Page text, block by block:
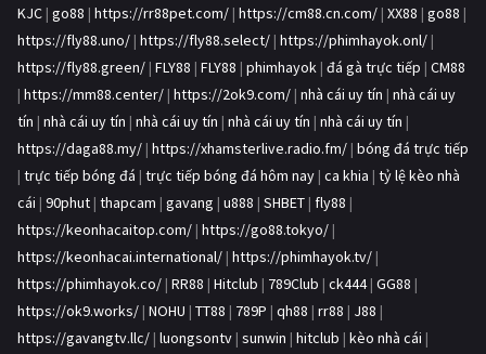
KJC | go88 | https://rr88pet.com/ | https://cm88.cn.com/ | XX88 | go88 |
https://fly88.uno/ | https://fly88.select/ | https://phimhayok.onl/ |
https://fly88.green/ | FLY88 | FLY88 | phimhayok | đá gà trực tiếp | CM88
| https://mm88.center/ | https://2ok9.com/ | nhà cái uy tín | nhà cái uy
tín | nhà cái uy tín | nhà cái uy tín | nhà cái uy tín | nhà cái uy tín |
https://daga88.my/ | https://xhamsterlive.radio.fm/ | bóng đá trực tiếp
| trực tiếp bóng đá | trực tiếp bóng đá hôm nay | ca khia | tỷ lệ kèo nhà
cái | 90phut | thapcam | gavang | u888 | SHBET | fly88 |
https://keonhacaitop.com/ | https://go88.tokyo/ |
https://keonhacai.international/ | https://phimhayok.tv/ |
https://phimhayok.co/ | RR88 | Hitclub | 789Club | ck444| GG88 |
https://ok9.works/ | NOHU | TT88 | 789P | qh88 | rr88 | J88 |
https://gavangtv.llc/ | luongsontv | sunwin | hitclub | kèo nhà cái |